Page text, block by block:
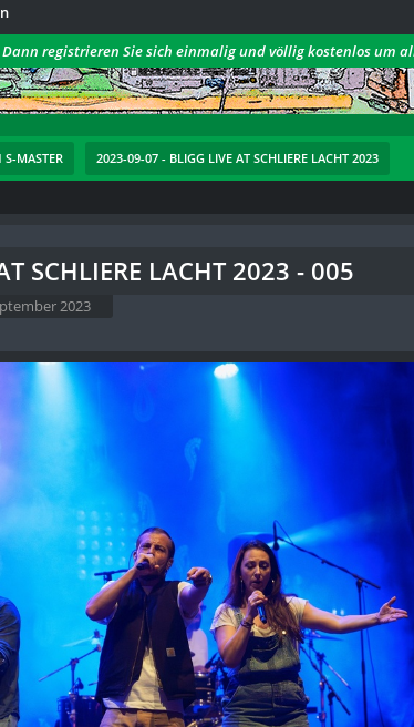
registrieren Sie sich einmalig und völlig kostenlos um
MASTER 2023-09-07 - BLIGG LIVE AT SCHLIERE LACHT 2023
SCHLIERE LACHT 2023 - 005
2023